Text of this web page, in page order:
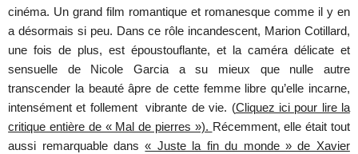
cinéma. Un grand film romantique et romanesque comme il y en
a désormais si peu. Dans ce rôle incandescent, Marion Cotillard,
une fois de plus, est époustouflante, et la caméra délicate et
sensuelle de Nicole Garcia a su mieux que nulle autre
transcender la beauté âpre de cette femme libre qu’elle incarne,
intensément et follement vibrante de vie. (Cliquez ici pour lire la
critique entière de « Mal de pierres »). Récemment, elle était tout
aussi remarquable dans« Juste la fin du monde » de Xavier